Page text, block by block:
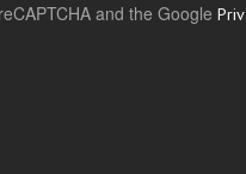
and the Google